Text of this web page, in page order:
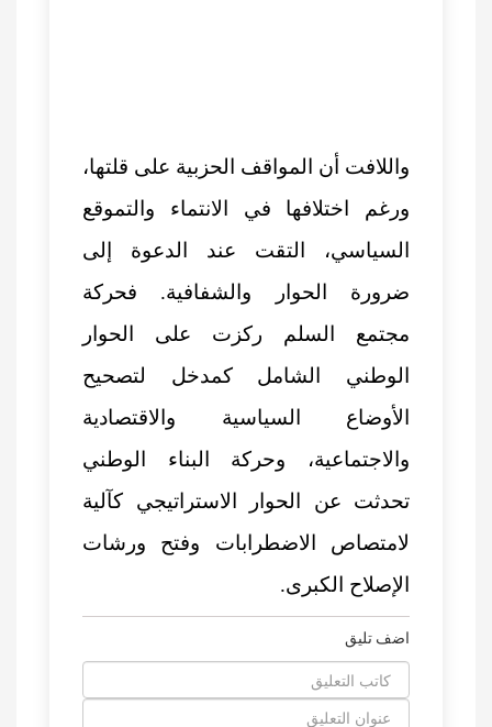
واللافت أن المواقف الحزبية على قلتها،
ورغم اختلافها في الانتماء والتموقع
السياسي، التقت عند الدعوة إلى
ضرورة الحوار والشفافية. فحركة
مجتمع السلم ركزت على الحوار
الوطني الشامل كمدخل لتصحيح
الأوضاع السياسية والاقتصادية
والاجتماعية، وحركة البناء الوطني
تحدثت عن الحوار الاستراتيجي كآلية
لامتصاص الاضطرابات وفتح ورشات
الإصلاح الكبرى.
اضف تليق